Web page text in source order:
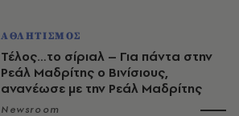
ΑΘΛΗΤΙΣΜΟΣ
Τέλος…το σίριαλ – Για πάντα στην
Ρεάλ Μαδρίτης ο Βινίσιους,
ανανέωσε με την Ρεάλ Μαδρίτης
Newsroom